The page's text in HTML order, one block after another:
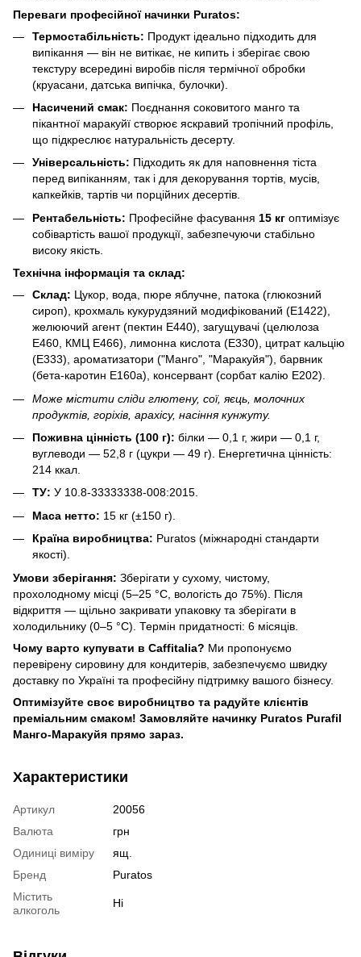
Переваги професійної начинки Puratos:
Термостабільність: Продукт ідеально підходить для
випікання — він не витікає, не кипить і зберігає свою
текстуру всередині виробів після термічної обробки
(круасани, датська випічка, булочки).
Насичений смак: Поєднання соковитого манго та
пікантної маракуйї створює яскравий тропічний профіль,
що підкреслює натуральність десерту.
Універсальність: Підходить як для наповнення тіста
перед випіканням, так і для декорування тортів, мусів,
капкейків, тартів чи порційних десертів.
Рентабельність: Професійне фасування 15 кг оптимізує
собівартість вашої продукції, забезпечуючи стабільно
високу якість.
Технічна інформація та склад:
Склад: Цукор, вода, пюре яблучне, патока (глюкозний
сироп), крохмаль кукурудзяний модифікований (Е1422),
желюючий агент (пектин Е440), загущувачі (целюлоза
Е460, КМЦ Е466), лимонна кислота (Е330), цитрат кальцію
(Е333), ароматизатори ("Манго", "Маракуйя"), барвник
(бета-каротин Е160а), консервант (сорбат калію Е202).
Може містити сліди глютену, сої, яєць, молочних
продуктів, горіхів, арахісу, насіння кунжуту.
Поживна цінність (100 г): білки — 0,1 г, жири — 0,1 г,
вуглеводи — 52,8 г (цукри — 49 г). Енергетична цінність:
214 ккал.
ТУ: У 10.8-33333338-008:2015.
Маса нетто: 15 кг (±150 г).
Країна виробництва: Puratos (міжнародні стандарти
якості).
Умови зберігання: Зберігати у сухому, чистому,
прохолодному місці (5–25 °C, вологість до 75%). Після
відкриття — щільно закривати упаковку та зберігати в
холодильнику (0–5 °C). Термін придатності: 6 місяців.
Чому варто купувати в Caffitalia? Ми пропонуємо
перевірену сировину для кондитерів, забезпечуємо швидку
доставку по Україні та професійну підтримку вашого бізнесу.
Оптимізуйте своє виробництво та радуйте клієнтів
преміальним смаком! Замовляйте начинку Puratos Purafil
Манго-Маракуйя прямо зараз.
Характеристики
Артикул
20056
Валюта
грн
Одиниці виміру
ящ.
Бренд
Puratos
Містить
алкоголь
Ні